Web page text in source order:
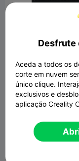
Dogs are
Denunciar
Desfrute
Aceda a todos os
corte em nuvem
único clique.
exclusivos e
aplicação Creality